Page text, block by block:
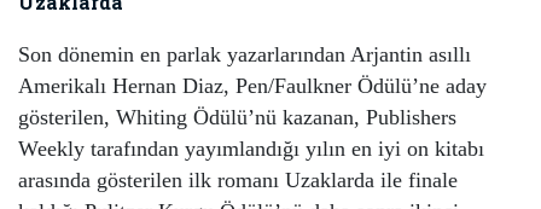
Son dönemin en parlak yazarlarından Arjantin asıllı
Amerikalı Hernan Diaz, Pen/Faulkner Ödülü’ne aday
gösterilen, Whiting Ödülü’nü kazanan, Publishers
Weekly tarafından yayımlandığı yılın en iyi on kitabı
arasında gösterilen ilk romanı Uzaklarda ile finale